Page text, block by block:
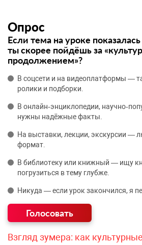
Опрос
Если тема на уроке
ты скорее пойдёшь за
продолжением»?
В соцсети и на видеоплатформы —
ролики и подборки.
В онлайн‑энциклопедии,
нужны надёжные факты.
На выставки, лекции, экскурсии —
формат.
В библиотеку или книжный — ищу
погрузиться в тему глубже.
Никуда — если урок закончился, я
Взгляд зумера: как